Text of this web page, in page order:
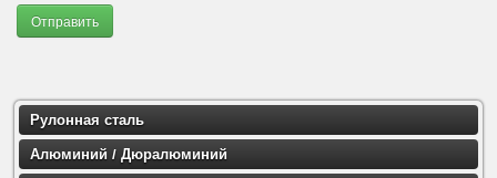
Отправить
Рулонная сталь
Алюминий / Дюралюминий